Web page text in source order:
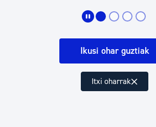
Ikusi ohar guztiak
Itxi oharrak